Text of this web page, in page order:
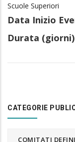
Scuole Superiori
Data Inizio
Durata (giorni)
CATEGORIE
COMITATI